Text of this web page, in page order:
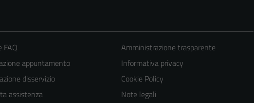
FAQ
appuntamento
disservizio
assistenza
Amministrazione trasparente
Informativa privacy
Cookie Policy
Note legali